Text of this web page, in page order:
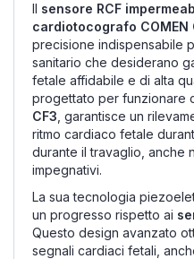
Il sensore RCF
cardiotocografo COMEN
precisione indispensabile
sanitario che desiderano
fetale affidabile e di alta
progettato per funzionare
CF3 , garantisce un
ritmo cardiaco fetale
durante il travaglio, anche
impegnativi.
La suatecnologia
un progresso rispetto ai
Questo design avanzato
segnali cardiaci fetali,